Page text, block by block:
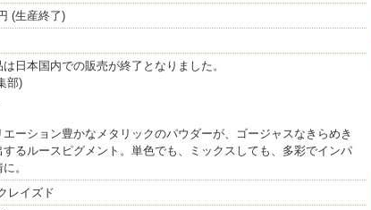
Professional
Makeup
BrandInfo
(生産終了)
日本国内での販売が終了となりました。
部)
ーション豊かなメタリックのパウダーが、ゴージャスなきらめき
するルースピグメント。単色でも、ミックスしても、多彩でインパ
。
レイズド